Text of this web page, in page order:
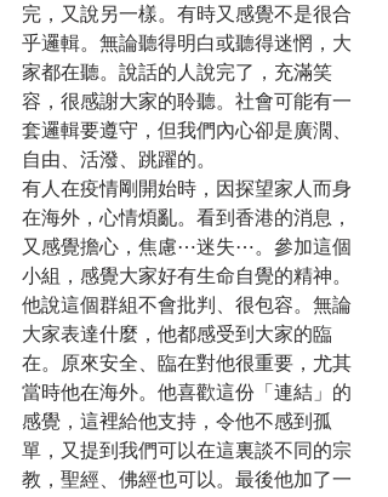
完，又說另一樣。有時又感覺不是很合
乎邏輯。無論聽得明白或聽得迷惘，大
家都在聽。說話的人說完了，充滿笑
容，很感謝大家的聆聽。社會可能有一
套邏輯要遵守，但我們內心卻是廣濶、
自由、活潑、跳躍的。
有人在疫情剛開始時，因探望家人而身
在海外，心情煩亂。看到香港的消息，
又感覺擔心，焦慮⋯迷失⋯。參加這個
小組，感覺大家好有生命自覺的精神。
他說這個群組不會批判、很包容。無論
大家表達什麼，他都感受到大家的臨
在。原來安全、臨在對他很重要，尤其
當時他在海外。他喜歡這份「連結」的
感覺，這裡給他支持，令他不感到孤
單，又提到我們可以在這裏談不同的宗
教，聖經、佛經也可以。最後他加了一